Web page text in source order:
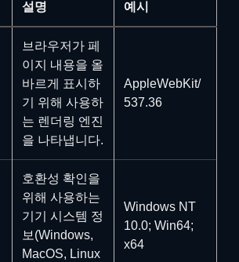
설명 예시
브라우저가 페
이지 내용을 올
바르게 표시하
기 위해 사용하
는 렌더링 엔진
을 나타냅니다.
AppleWebKit/
537.36
호환성 확인을
위해 사용하는
기기 시스템 정
보(Windows,
MacOS, Linux
Windows NT
10.0; Win64;
x64